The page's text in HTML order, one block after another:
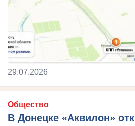
29.07.2026
Общество
В Донецке «Аквилон»